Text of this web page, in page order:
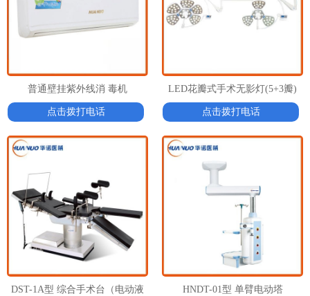
普通壁挂紫外线消 毒机
点击拨打电话
LED花瓣式手术无影灯(5+3瓣)
点击拨打电话
DST-1A型 综合手术台（电动液
HNDT-01型 单臂电动塔